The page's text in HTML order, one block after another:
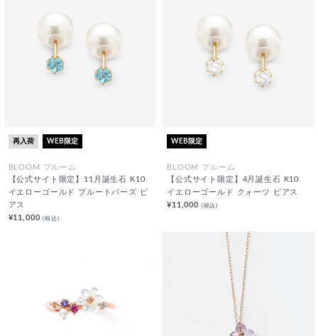
再入荷 WEB限定
BLOOM ブルーム
【公式サイト限定】11月誕生石 K10
イエローゴールド ブルートパーズ ピ
アス
¥11,000(税込)
WEB限定
BLOOM ブルーム
【公式サイト限定】4月誕生石 K10
イエローゴールド クォーツ ピアス
¥11,000 (税込)